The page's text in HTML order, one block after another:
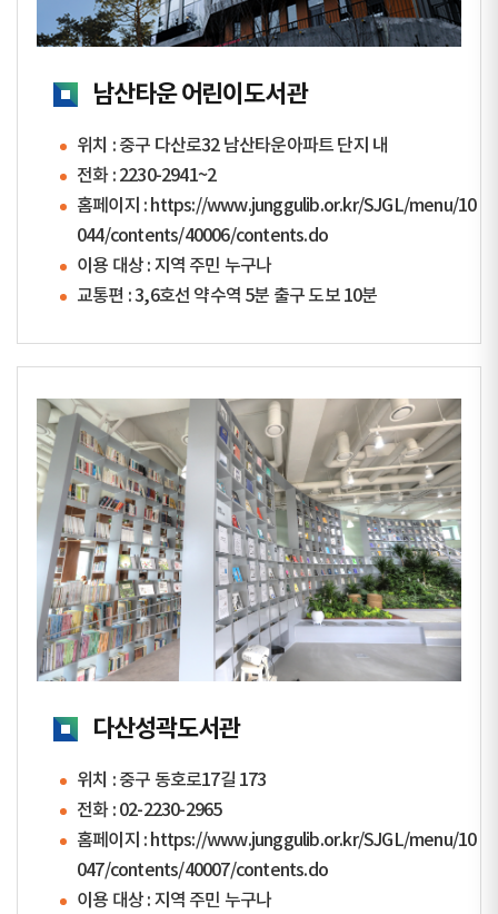
남산타운 어린이도서관
위치 : 중구 다산로32 남산타운아파트 단지 내
전화 : 2230-2941~2
홈페이지 : https://www.junggulib.or.kr/SJGL/menu/10
044/contents/40006/contents.do
이용 대상 : 지역 주민 누구나
교통편 : 3,6호선 약수역 5분 출구 도보 10분
다산성곽도서관
위치 : 중구 동호로17길 173
전화 : 02-2230-2965
홈페이지 : https://www.junggulib.or.kr/SJGL/menu/10
047/contents/40007/contents.do
이용 대상 : 지역 주민 누구나